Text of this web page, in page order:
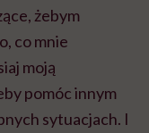
żebym
co mnie
moją
pomóc innym
sytuacjach. I